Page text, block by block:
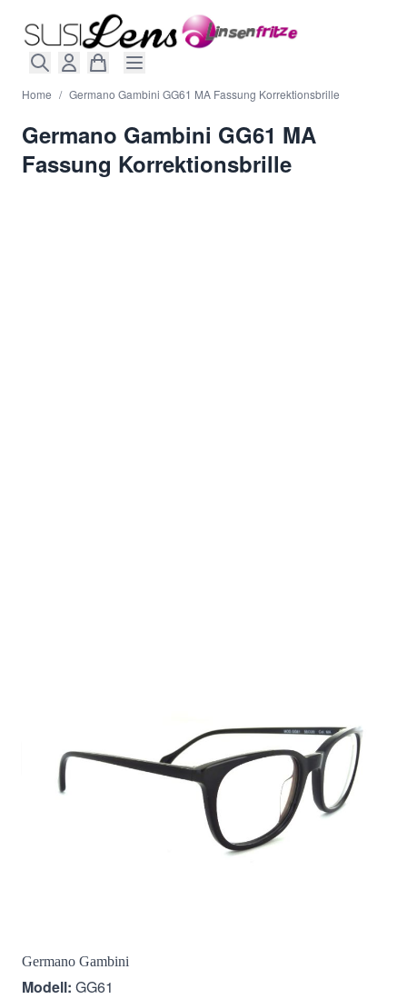
Home / Germano Gambini GG61 MA Fassung Korrektionsbrille
Germano Gambini GG61 MA
Fassung Korrektionsbrille
Germano Gambini
Modell: GG61